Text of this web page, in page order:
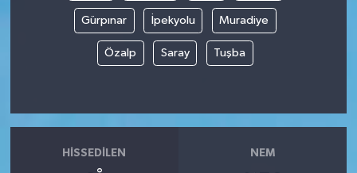
Gürpınar İpekyolu Muradiye
Özalp Saray Tuşba
HISSEDILEN NEM